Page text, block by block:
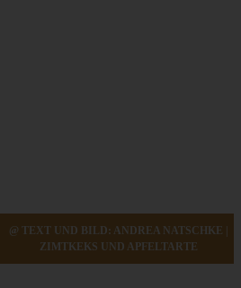
@ TEXT UND BILD: ANDREA NATSCHKE |
ZIMTKEKS UND APFELTARTE